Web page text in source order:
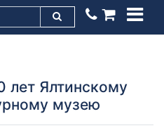
лет Ялтинскому
музею